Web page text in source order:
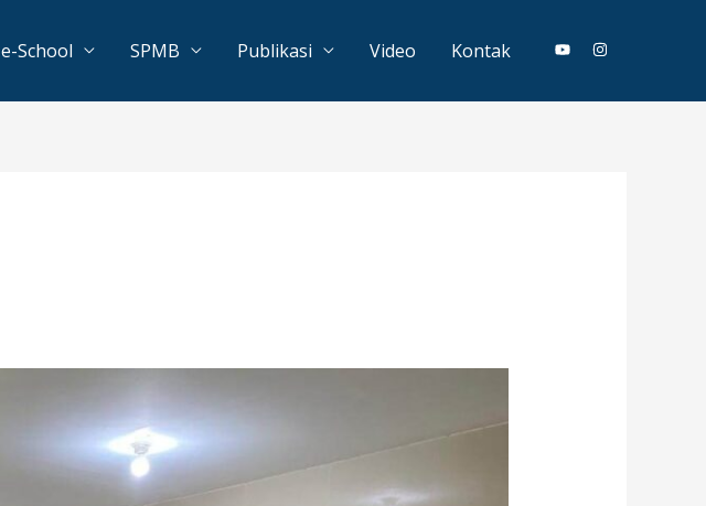
e-School SPMB Publikasi Video Kontak